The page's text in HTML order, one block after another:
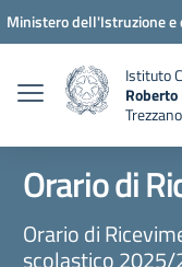
Vai ai contenuti
Vai al menu di
Vai al footer
Ministero dell'Istruzione e
Istituto
Roberto
Orario di
Orario di
scolastico